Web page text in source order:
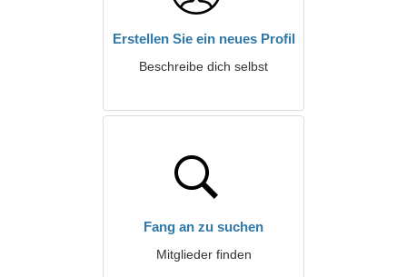
Erstellen Sie ein neues Profil
Beschreibe dich selbst
Fang an zu suchen
Mitglieder finden